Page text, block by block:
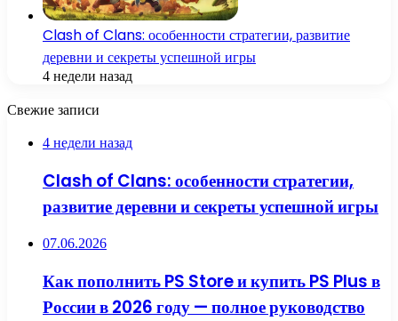
Clash of Clans: особенности стратегии, развитие
деревни и секреты успешной игры
4 недели назад
Свежие записи
4 недели назад
Clash of Clans: особенности стратегии,
развитие деревни и секреты успешной игры
07.06.2026
Как пополнить PS Store и купить PS Plus в
России в 2026 году — полное руководство